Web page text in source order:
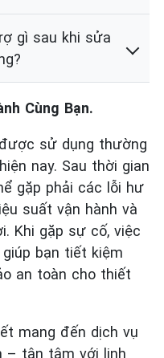
gì sau khi sửa
Cùng Bạn.
sử dụng thường
nay. Sau thời gian
gặp phải các lỗi hư
suất vận hành và
Khi gặp sự cố, việc
bạn tiết kiệm
an toàn cho thiết
mang đến dịch vụ
– tận tâm với linh